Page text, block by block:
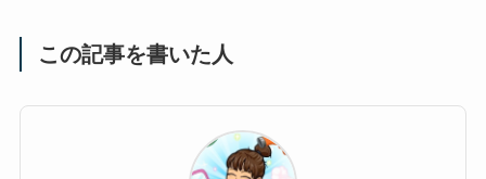
この記事を書いた人